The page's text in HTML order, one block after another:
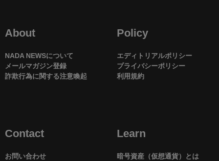
About
NADA NEWSについて
メールマガジン登録
詐欺行為に関する注意喚起
Policy
エディトリアルポリシー
プライバシーポリシー
利用規約
Contact
お問い合わせ
Learn
暗号資産（仮想通貨）とは